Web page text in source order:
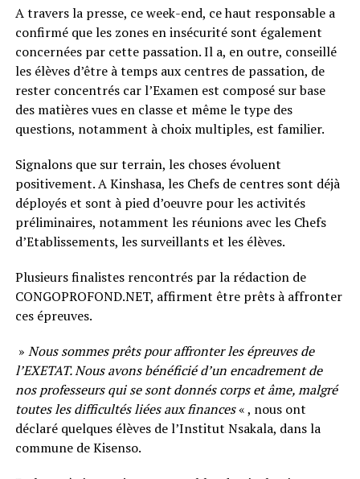
A travers la presse, ce week-end, ce haut responsable a
confirmé que les zones en insécurité sont également
concernées par cette passation. Il a, en outre, conseillé
les élèves d’être à temps aux centres de passation, de
rester concentrés car l’Examen est composé sur base
des matières vues en classe et même le type des
questions, notamment à choix multiples, est familier.
Signalons que sur terrain, les choses évoluent
positivement. A Kinshasa, les Chefs de centres sont déjà
déployés et sont à pied d’oeuvre pour les activités
préliminaires, notamment les réunions avec les Chefs
d’Etablissements, les surveillants et les élèves.
Plusieurs finalistes rencontrés par la rédaction de
CONGOPROFOND.NET, affirment être prêts à affronter
ces épreuves.
» Nous sommes prêts pour affronter les épreuves de
l’EXETAT. Nous avons bénéficié d’un encadrement de
nos professeurs qui se sont donnés corps et âme, malgré
toutes les difficultés liées aux finances« , nous ont
déclaré quelques élèves de l’Institut Nsakala, dans la
commune de Kisenso.